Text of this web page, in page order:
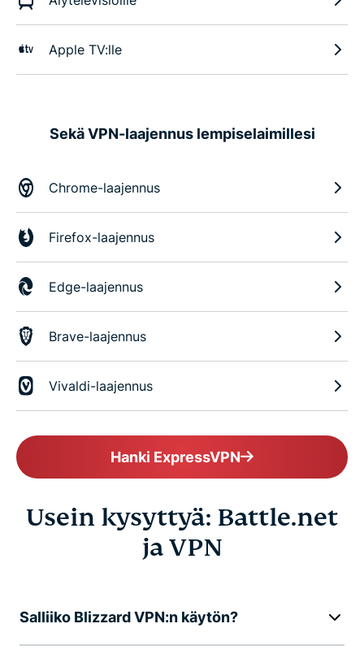
Apple TV:lle
Sekä VPN-laajennus lempiselaimillesi
Chrome-laajennus
Firefox-laajennus
Edge-laajennus
Brave-laajennus
Vivaldi-laajennus
Hanki ExpressVPN
Usein kysyttyä: Battle.net
ja VPN
Salliiko Blizzard VPN:n käytön?